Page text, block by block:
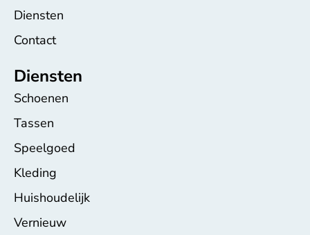
Diensten
Contact
Diensten
Schoenen
Tassen
Speelgoed
Kleding
Huishoudelijk
Vernieuw